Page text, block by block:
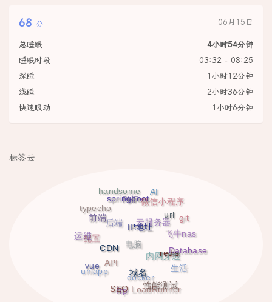
68 分 06月15日
总睡眠
4小时54分钟
睡眠时段
03:32 - 08:25
深睡
1小时12分钟
浅睡
2小时36分钟
快速眼动
1小时6分钟
标签云
typecho
handsome
PHP
后端
配置
运维
前端
springboot
AI
微信小程序
云服务器
电脑
API
uniapp
vue
CDN
IP地址
url git
飞牛nas
内网穿透
docker
frp
SEO
域名
redis
Database
生活
LoadRunner
性能测试